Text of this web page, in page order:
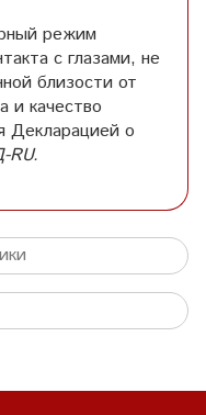
режим
с глазами, не
близости от
и качество
Декларацией о
RU.